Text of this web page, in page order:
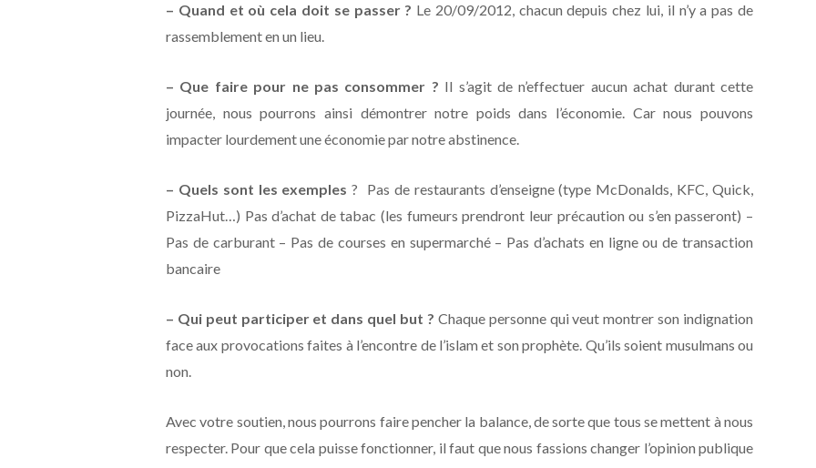
– Quand et où cela doit se passer ? Le 20/09/2012, chacun depuis chez lui, il n’y a pas de
rassemblement en un lieu.
– Que faire pour ne pas consommer ? Il s’agit de n’effectuer aucun achat durant cette
journée, nous pourrons ainsi démontrer notre poids dans l’économie. Car nous pouvons
impacter lourdement une économie par notre abstinence.
– Quels sont les exemples? Pas de restaurants d’enseigne (type McDonalds, KFC, Quick,
PizzaHut…) Pas d’achat de tabac (les fumeurs prendront leur précaution ou s’en passeront) –
Pas de carburant – Pas de courses en supermarché – Pas d’achats en ligne ou de transaction
bancaire
– Qui peut participer et dans quel but ? Chaque personne qui veut montrer son indignation
face aux provocations faites à l’encontre de l’islam et son prophète. Qu’ils soient musulmans ou
non.
Avec votre soutien, nous pourrons faire pencher la balance, de sorte que tous se mettent à nous
respecter. Pour que cela puisse fonctionner, il faut que nous fassions changer l’opinion publique